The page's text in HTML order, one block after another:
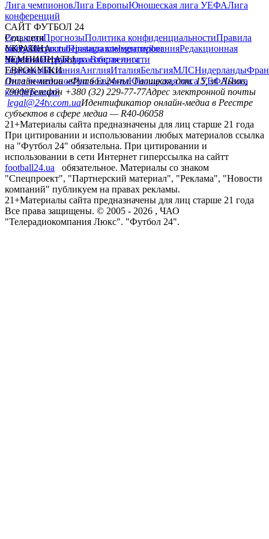
Лига чемпионовЛига ЕвропыЮношеская лига УЕФАЛига
конференций
САЙТ ФУТБОЛ 24
РедакцияПрогнозыПолитика конфиденциальностиПравила
сайтуКонтактыПравила комментированияРедакционная
политикаСтруктура собственности
Соц. сети
facebookxyoutubeinstagramtelegramviber
УКРАИНА
УкраинаПервая лигаВторая лига
ЧЕМПИОНАТЫ
ГерманияИспанияАнглияИталияБельгияМЛСНидерланды
ЕВРОКУБКИ
Лига чемпионовЛига ЕвропыЮношеская лига УЕФАЛига
конференций
Онлайн-медиа «Футбол 24»пл. Галицкая, дом. 15, м. Львов,
79008Телефон +380 (32) 229-77-77Адрес электронной почты
legal@24tv.com.uaИдентификатор онлайн-медиа в Реестре
субъектов в сфере медиа — R40-06058
21+Материалы сайта предназначены для лиц старше 21 года
При цитировании и использовании любых материалов ссылка
на "Футбол 24" обязательна. При цитировании и
использовании в сети Интернет гиперссылка на сайтт
football24.ua
обязательное. Материалы со знаком
"Спецпроект", "Партнерский материал", "Реклама", "Новости
компаний" публикуем на правах рекламы.
21+Материалы сайта предназначены для лиц старше 21 года
Все права защищены. © 2005 - 2026 , ЧАО
"Телерадиокомпания Люкс". "Футбол 24".